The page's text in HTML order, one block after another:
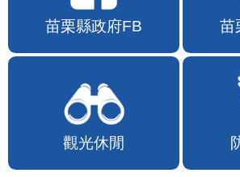
苗栗縣政府FB 苗
觀光休閒